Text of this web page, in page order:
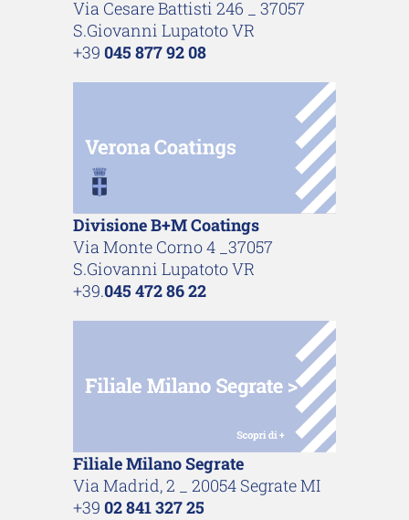
Via Cesare Battisti 246 _ 37057
S.Giovanni Lupatoto VR
+39 045 877 92 08
Divisione B+M Coatings
Via Monte Corno 4 _37057
S.Giovanni Lupatoto VR
+39.045 472 86 22
Filiale Milano Segrate
Via Madrid, 2 _ 20054 Segrate MI
+39 02 841 327 25